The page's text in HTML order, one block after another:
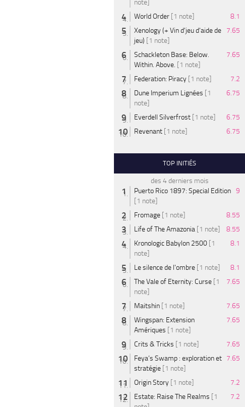
note]
World Order [1 note]
8.1
Xenology (+ Vin d'jeu d'aide de
jeu) [1 note]
7.65
Schackleton Base: Below.
Within. Above. [1 note]
7.65
Federation: Piracy [1 note]
7.2
Dune Imperium Lignées [1
note]
6.75
Everdell Silverfrost [1 note]
6.75
Revenant [1 note] 6.75
TOP INITIÉS
des 4 derniers mois
Puerto Rico 1897: Special Edition
[1 note]
9
Fromage [1 note]
8.55
Life of The Amazonia [1 note]
8.55
Kronologic Babylon 2500 [1
note]
8.1
Le silence de l'ombre [1 note]
8.1
The Vale of Eternity: Curse [1
note]
7.65
Maitshin [1 note]
7.65
Wingspan: Extension
Amériques [1 note]
7.65
Crits & Tricks [1 note]
7.65
Feya’s Swamp : exploration et
stratégie [1 note]
7.65
Origin Story [1 note]
7.2
Estate: Raise The Realms [1
7.2